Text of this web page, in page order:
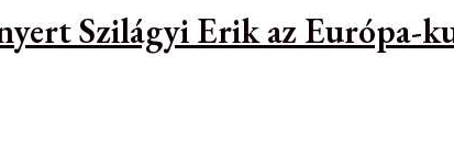
Szilágyi Erik az Európa-